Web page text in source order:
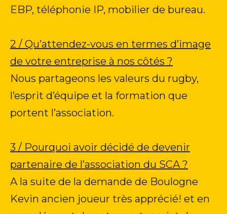
EBP, téléphonie IP, mobilier de bureau.
2 / Qu’attendez-vous en termes d’image
de votre entreprise à nos côtés ?
Nous partageons les valeurs du rugby,
l’esprit d’équipe et la formation que
portent l’association.
3 / Pourquoi avoir décidé de devenir
partenaire de l’association du SCA ?
A la suite de la demande de Boulogne
Kevin ancien joueur très apprécié! et en